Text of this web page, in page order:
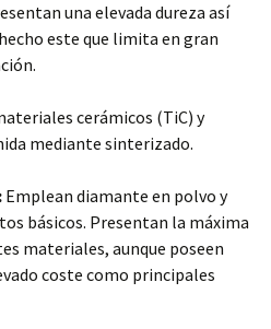
una elevada dureza así
este que limita en gran
cerámicos (TiC) y
mediante sinterizado.
Emplean diamante en polvo y
básicos. Presentan la máxima
materiales, aunque poseen
coste como principales